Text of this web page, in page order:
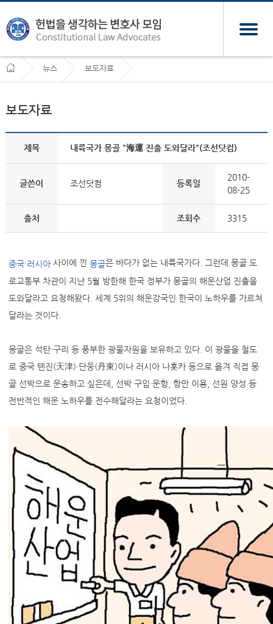
뉴스 보도자료
보도자료
제목 내륙국가 몽골 "海運 진출 도와달라"(조선닷컴)
글쓴이 조선닷컴 등록일
2010-
08-25
출처 조회수 3315
중국·러시아사이에 낀 몽골은 바다가 없는 내륙국가다. 그런데 몽골 도
로교통부 차관이 지난 5월 방한해 한국 정부가 몽골의 해운산업 진출을
도와달라고 요청해왔다. 세계 5위의 해운강국인 한국이 노하우를 가르쳐
달라는 것이다.
몽골은 석탄·구리 등 풍부한 광물자원을 보유하고 있다. 이 광물을 철도
로 중국 톈진(天津)·단둥(丹東)이나 러시아 나홋카 등으로 옮겨 직접 몽
골 선박으로 운송하고 싶은데, 선박 구입·운항, 항만 이용, 선원 양성 등
전반적인 해운 노하우를 전수해달라는 요청이었다.